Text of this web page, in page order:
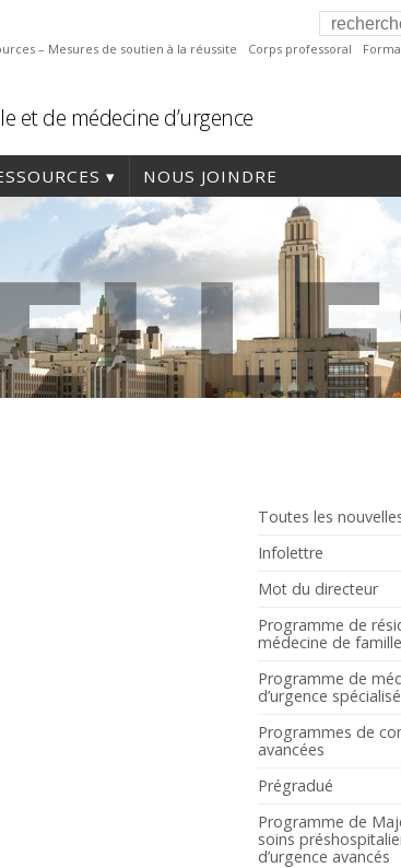
– Mesures de soutien à la réussite Corps professoral
et de médecine d’urgence
NOUS JOINDRE
Toutes les
Infolettre
Mot du directeur
Programme de
médecine de famille
Programme de
d’urgence spécialisé
Programmes de
avancées
Prégradué
Programme de
soins
d’urgence avancés